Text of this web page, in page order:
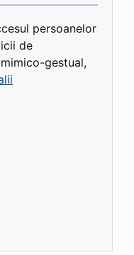
persoanelor
de
gestual,